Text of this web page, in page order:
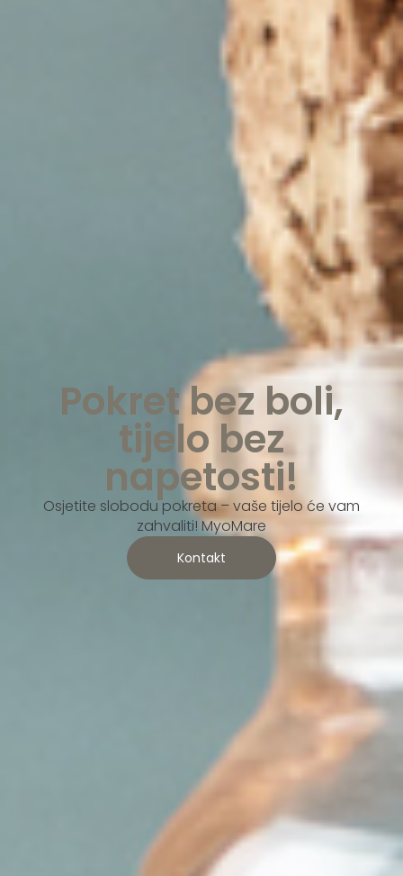
Pokret bez boli,
tijelo bez
napetosti!
Osjetite slobodu pokreta – vaše tijelo će vam
zahvaliti! MyoMare
Kontakt